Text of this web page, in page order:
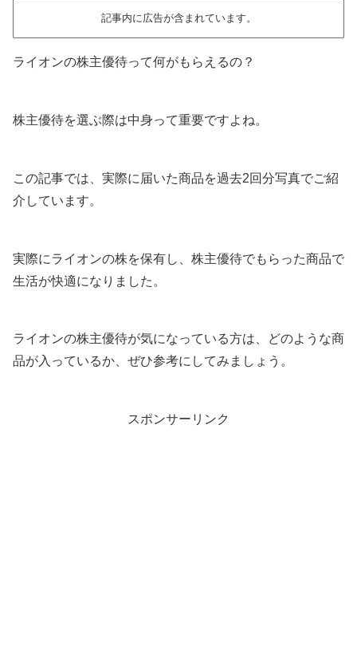
記事内に広告が含まれています。
ライオンの株主優待って何がもらえるの？
株主優待を選ぶ際は中身って重要ですよね。
この記事では、実際に届いた商品を過去2回分写真でご紹
介しています。
実際にライオンの株を保有し、株主優待でもらった商品で
生活が快適になりました。
ライオンの株主優待が気になっている方は、どのような商
品が入っているか、ぜひ参考にしてみましょう。
スポンサーリンク